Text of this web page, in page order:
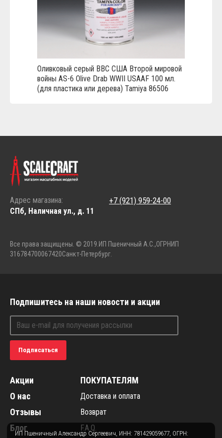
Оливковый серый ВВС США Второй мировой
войны AS-6 Olive Drab WWII USAAF 100 мл.
(для пластика или дерева) Tamiya 86506
Адрес магазина:
СПб, Наличная ул., д. 11
+7 (921) 959-24-00
Все права защищены. © 2019. ИП Пшеничный А.С.,ОГРНИП
316784700067420Санкт-Петербург.
Подпишитесь на наши новости и акции
Подписаться
Акции
О нас
Отзывы
Блог
ПОКУПАТЕЛЯМ
Доставка и оплата
Возврат
F.A.Q.
ИП Пшеничный Александр Сергеевич, ИНН: 781429059677, ОГРН: